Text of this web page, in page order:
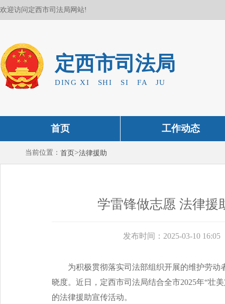
欢迎访问定西市司法局网站!
定西市司法局
DING XI SHI SI FA JU
首页 工作动态
当前位置： 首页>法律援助
学雷锋做志愿 法律
发布时间：2025-03-10 16:05
为积极贯彻落实司法部组织开展的维护劳
晓度。近日，定西市司法局结合全市2025年“壮
的法律援助宣传活动。